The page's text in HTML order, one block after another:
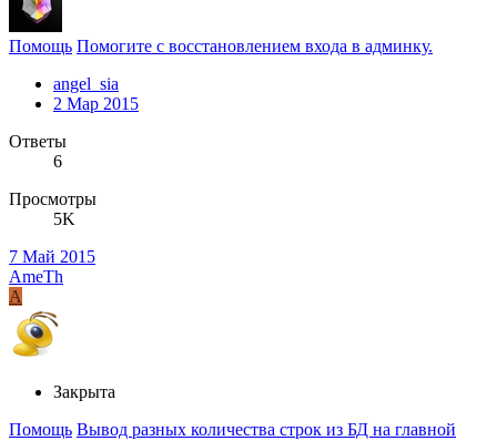
Помощь Помогите с восстановлением входа в админку.
angel_sia
2 Мар 2015
Ответы
6
Просмотры
5K
7 Май 2015
AmeTh
A
Закрыта
Помощь Вывод разных количества строк из БД на главной